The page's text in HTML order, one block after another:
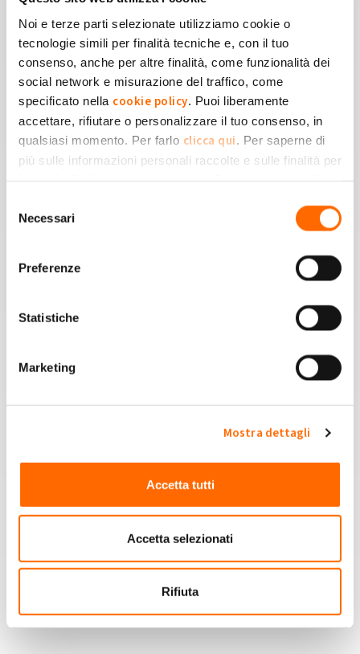
Noi e terze parti selezionate utilizziamo cookie o
tecnologie simili per finalità tecniche e, con il tuo
consenso, anche per altre finalità, come funzionalità dei
social network e misurazione del traffico, come
specificato nella cookie policy . Puoi liberamente
accettare, rifiutare o personalizzare il tuo consenso, in
qualsiasi momento. Per farlo clicca qui . Per saperne di
più sulle informazioni personali raccolte e sulle finalità per
le quali tali informazioni saranno utilizzate, si prega di
delNecessari
Preferenze
Statistiche
Marketing
Mostra dettagli
Accetta tutti
Accetta selezionati
Rifiuta
GSE
Una community
di oltre 315.000 iscritti
per confrontarti con altri proprietari come te
Servizi dedicati